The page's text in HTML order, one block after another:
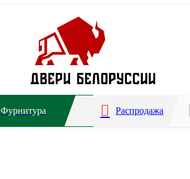
Фурнитура Распродажа